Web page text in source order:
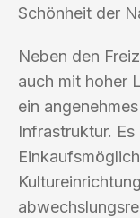
Schönheit der
Neben den
auch mit hoher
ein
Infrastruktur.